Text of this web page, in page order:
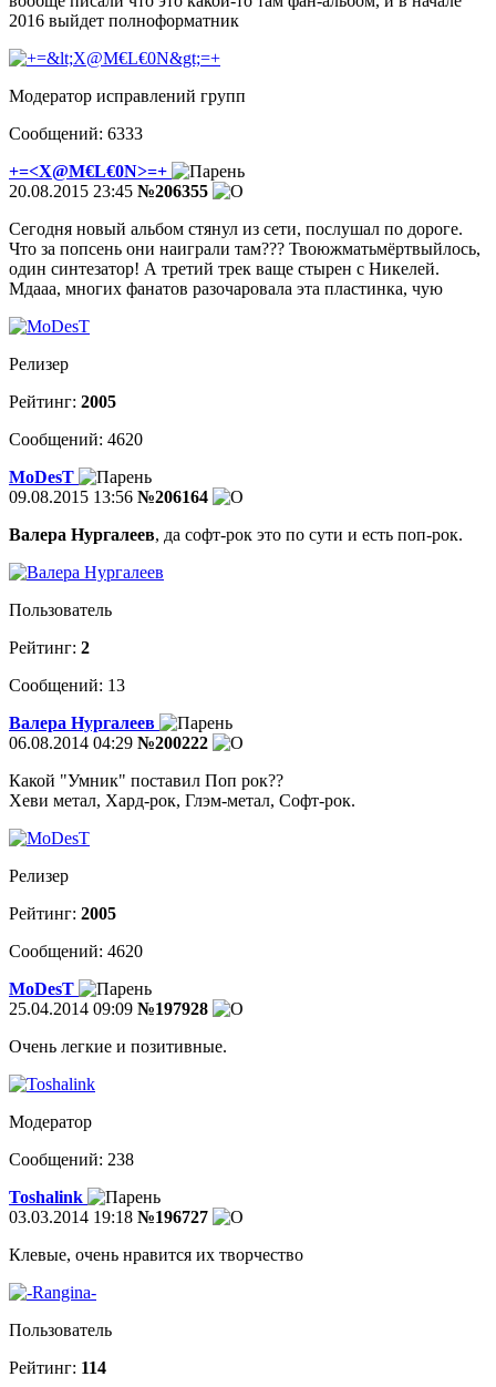
2016 выйдет полноформатник
Модератор исправлений групп
Сообщений: 6333
+=<X@M€L€0N>=+
20.08.2015 23:45 №206355
Сегодня новый альбом стянул из сети, послушал по дороге.
Что за попсень они наиграли там??? Твоюжматьмёртвыйлось,
один синтезатор! А третий трек ваще стырен с Никелей.
Мдааа, многих фанатов разочаровала эта пластинка, чую
Релизер
Рейтинг: 2005
Сообщений: 4620
MoDesT
09.08.2015 13:56 №206164
Валера Нургалеев, да софт-рок это по сути и есть поп-рок.
Пользователь
Рейтинг: 2
Сообщений: 13
Валера Нургалеев
06.08.2014 04:29 №200222
Какой "Умник" поставил Поп рок??
Хеви метал, Хард-рок, Глэм-метал, Софт-рок.
Релизер
Рейтинг: 2005
Сообщений: 4620
MoDesT
25.04.2014 09:09 №197928
Очень легкие и позитивные.
Модератор
Сообщений: 238
Toshalink
03.03.2014 19:18 №196727
Клевые, очень нравится их творчество
Пользователь
Рейтинг: 114